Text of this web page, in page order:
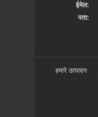
ईमेल:
पता:
हमारे उत्पादन